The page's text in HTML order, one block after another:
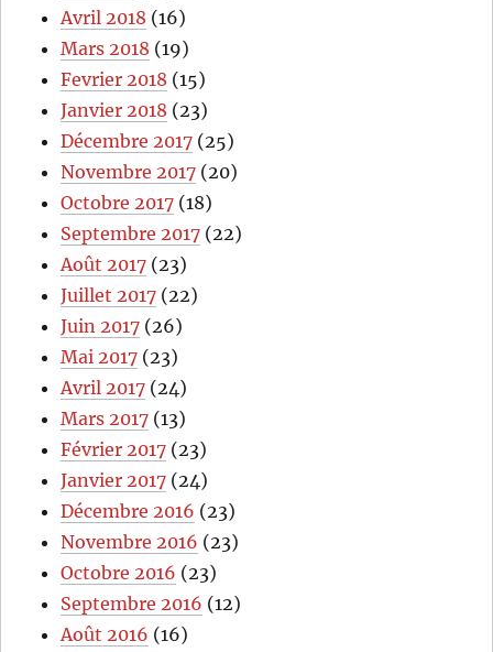
Avril 2018 (16)
Mars 2018 (19)
Fevrier 2018 (15)
Janvier 2018 (23)
Décembre 2017 (25)
Novembre 2017 (20)
Octobre 2017 (18)
Septembre 2017 (22)
Août 2017 (23)
Juillet 2017 (22)
Juin 2017 (26)
Mai 2017 (23)
Avril 2017 (24)
Mars 2017 (13)
Février 2017 (23)
Janvier 2017 (24)
Décembre 2016 (23)
Novembre 2016 (23)
Octobre 2016 (23)
Septembre 2016 (12)
Août 2016 (16)